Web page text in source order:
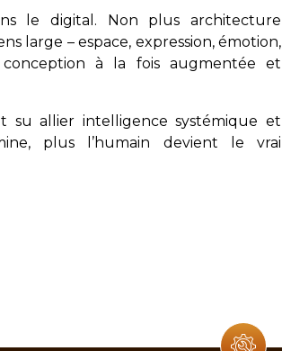
le digital. Non plus architecture
large – espace, expression, émotion,
à la fois augmentée et
su allier intelligence systémique et
plus l’humain devient le vrai